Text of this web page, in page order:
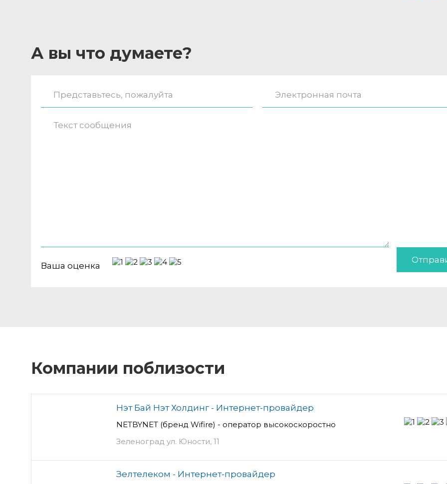
А вы что думаете?
Ваша оценка
Компании поблизости
Нэт Бай Нэт Холдинг - Интернет-провайдер
NETBYNET (бренд Wifire) - оператор высокоскоростно
Зеленоград ул. Юности, 11
Зелтелеком - Интернет-провайдер